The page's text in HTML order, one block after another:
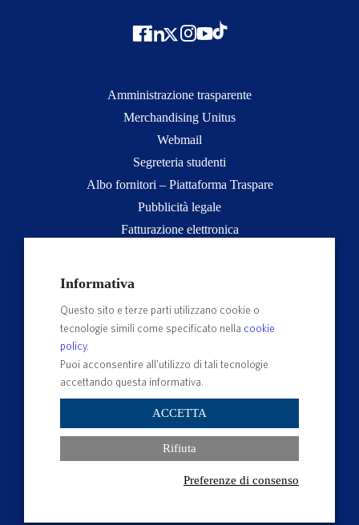
Amministrazione trasparente
Merchandising Unitus
Webmail
Segreteria studenti
Albo fornitori – Piattaforma Traspare
Pubblicità legale
Fatturazione elettronica
Servizio reclami
Sedi e Poli
Contatti e PEC
Albo Ufficiale di Ateneo
Impostazioni dei cookie
Informativa
Questo sito e terze parti utilizzano cookie o
tecnologie simili come specificato nella cookie
policy.
Puoi acconsentire all’utilizzo di tali tecnologie
accettando questa informativa.
ACCETTA
Rifiuta
Preferenze di consenso